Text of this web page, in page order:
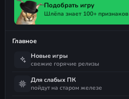
Подобрать игру
Шлёпа знает 100+ признаков
Главное
Новые игры
свежие горячие релизы
Для слабых ПК
пойдут на старом железе